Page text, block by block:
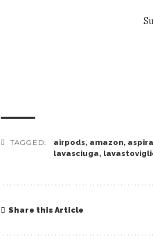
TAGGED: airpods, amazon,
lavasciuga,
Share this Article